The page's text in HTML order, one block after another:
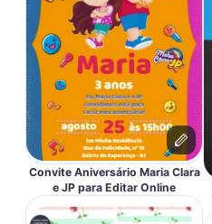
Convite Aniversário Maria Clara
e JP para Editar Online